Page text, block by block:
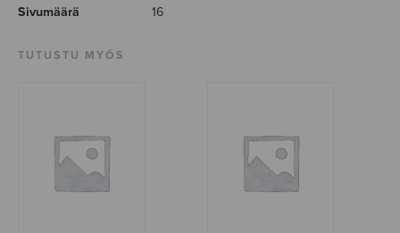
Sivumäärä 16
TUTUSTU MYÖS